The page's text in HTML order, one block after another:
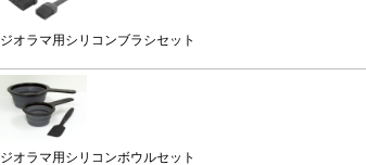
ジオラマ用シリコンブラシセット
ジオラマ用シリコンボウルセット